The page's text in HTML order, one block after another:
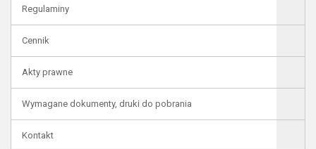
Regulaminy
Cennik
Akty prawne
Wymagane dokumenty, druki do pobrania
Kontakt